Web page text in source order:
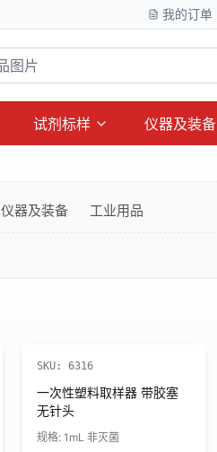
我的订单
试剂标样 仪器及装备
仪器及装备 工业用品
SKU:6316
一次性塑料取样器 带胶塞
无针头
规格:1mL 非灭菌